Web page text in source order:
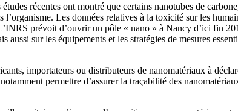
récentes ont montré que certains nanotubes de
Les données relatives à la toxicité sur les
prévoit d’ouvrir un pôle « nano » à Nancy d’ici fin
sur les équipements et les stratégies de mesures
importateurs ou distributeurs de nanomatériaux à
permettre d’assurer la traçabilité des